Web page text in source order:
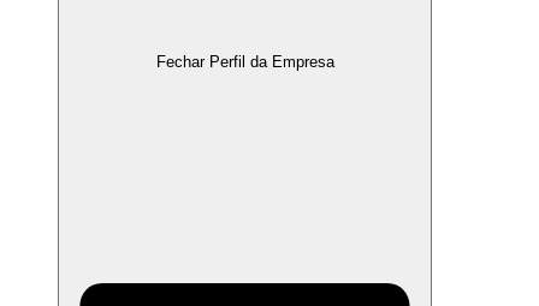
Fechar Perfil da Empresa